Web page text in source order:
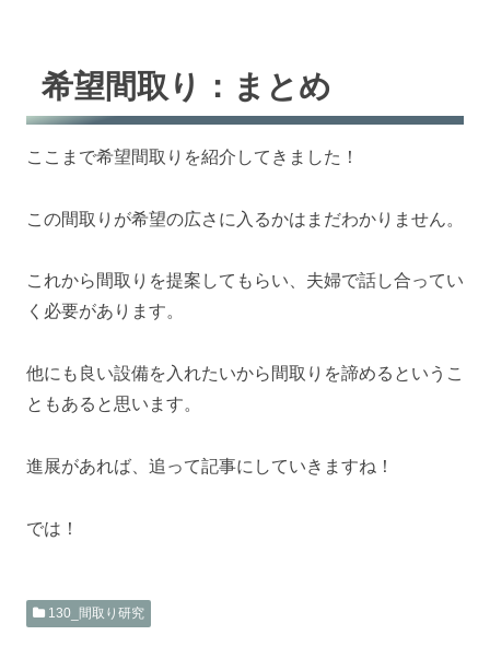
希望間取り：まとめ
ここまで希望間取りを紹介してきました！
この間取りが希望の広さに入るかはまだわかりません。
これから間取りを提案してもらい、夫婦で話し合ってい
く必要があります。
他にも良い設備を入れたいから間取りを諦めるというこ
ともあると思います。
進展があれば、追って記事にしていきますね！
では！
130_間取り研究